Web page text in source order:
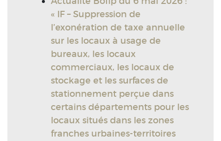
« IF – Suppression de
l’exonération de taxe annuelle
sur les locaux à usage de
bureaux, les locaux
commerciaux, les locaux de
stockage et les surfaces de
stationnement perçue dans
certains départements pour les
locaux situés dans les zones
franches urbaines-territoires